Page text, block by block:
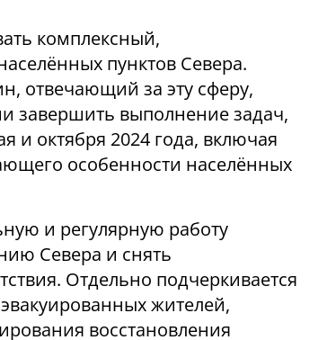
комплексный,
пунктов Севера.
отвечающий за эту сферу,
завершить выполнение задач,
и октября 2024 года, включая
особенности населённых
и регулярную работу
Севера и снять
Отдельно подчеркивается
жителей,
восстановления